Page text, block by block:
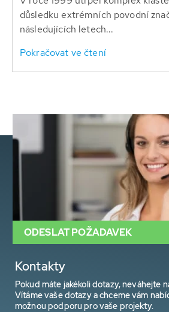
důsledku extrémních povodní
následujících letech...
Pokračovat ve čtení
Kontakty
Pokud máte jakékoli dotazy, neváhejte
Vítáme vaše dotazy a chceme vám
možnou podporu pro vaše projekty.
ODESLAT POŽADAVEK